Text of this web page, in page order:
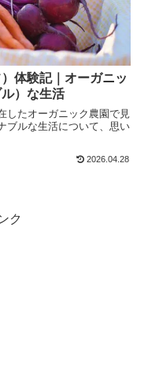
体験記｜オーガニッ
）な生活
したオーガニック農園で見
ブルな生活について、思い
2026.04.28
ク